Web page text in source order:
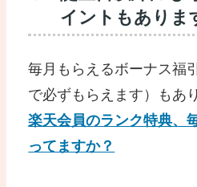
イントもありま
毎月もらえるボーナス福
で必ずもらえます）もあ
楽天会員のランク特典、
ってますか？